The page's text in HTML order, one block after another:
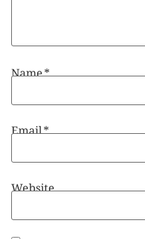
Name*
Email*
Website